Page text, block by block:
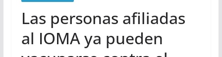
Las personas afiliadas
al IOMA ya pueden